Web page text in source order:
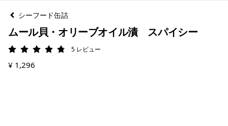
シーフード缶詰
ムール貝・オリーブオイル漬 スパイシー
評価: 4.8 / 5
5 レビュー
¥ 1,296